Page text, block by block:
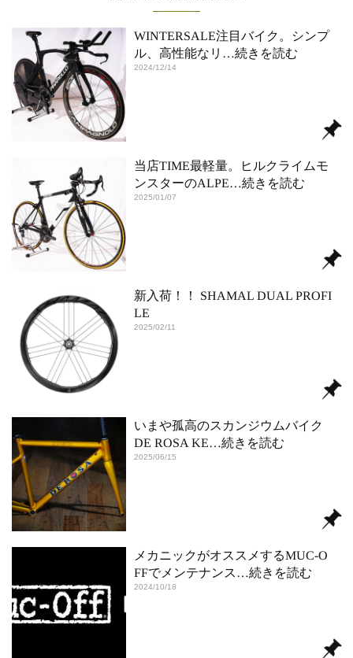
WINTERSALE注目バイク。シンプ
ル、高性能なリ …続きを読む
2024/12/14
当店TIME最軽量。ヒルクライムモ
ンスターのALPE…続きを読む
2025/01/07
新入荷！！ SHAMAL DUAL PROFI
LE
2025/02/11
いまや孤高のスカンジウムバイク
DE ROSA KE…続きを読む
2025/06/15
メカニックがオススメするMUC-O
FFでメンテナンス …続きを読む
2024/10/18